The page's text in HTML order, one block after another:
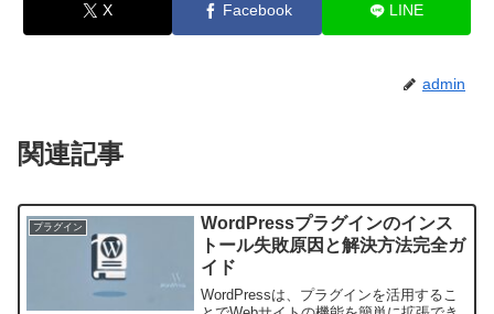
X Facebook LINE
admin
関連記事
プラグイン
WordPressプラグインのインス
トール失敗原因と解決方法完全ガ
イド
WordPressは、プラグインを活用するこ